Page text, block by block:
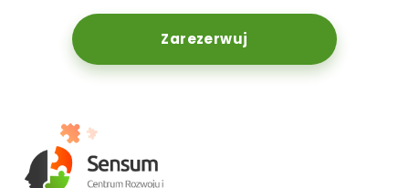
Zarezerwuj